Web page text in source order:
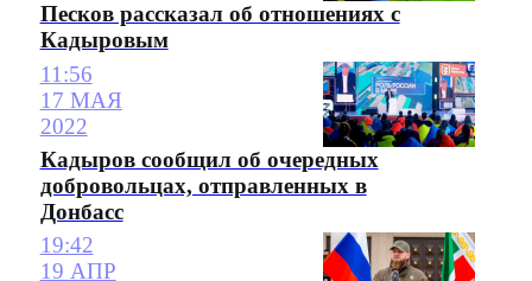
Песков рассказал об отношениях с
Кадыровым
11:56
17 МАЯ
2022
Кадыров сообщил об очередных
добровольцах, отправленных в
Донбасс
19:42
19 АПР